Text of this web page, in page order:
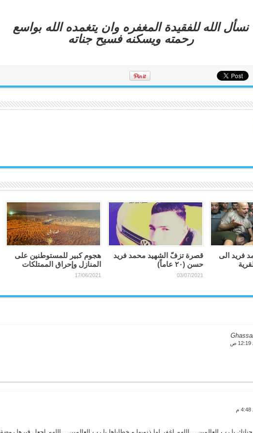
نسأل الله للفقيدة المغفره وان يتغمده الله بواسع
رحمته ويسكنه فسيح جناته
فريد الى
قصرة تزفّ الشهيد محمد فريد
حسن (٢٠ عاماً)
03/07/2021
هجوم كبير للمستوطنين على
المنازل وإحراق الممتلكات
17/06/2021